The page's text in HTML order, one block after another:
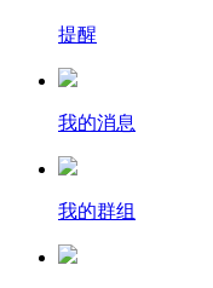
提醒
我的消息
我的群组